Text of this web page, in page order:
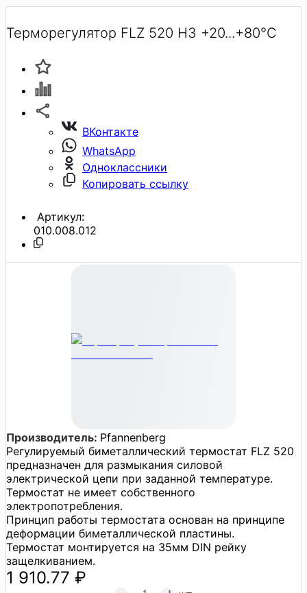
Терморегулятор FLZ 520 НЗ +20...+80°C
ВКонтакте
WhatsApp
Одноклассники
Копировать ссылку
Артикул:
010.008.012
Производитель: Pfannenberg
Регулируемый биметаллический термостат FLZ 520
предназначен для размыкания силовой
электрической цепи при заданной температуре.
Термостат не имеет собственного
электропотребления.
Принцип работы термостата основан на принципе
деформации биметаллической пластины.
Термостат монтируется на 35мм DIN рейку
защелкиванием.
1 910.77 ₽